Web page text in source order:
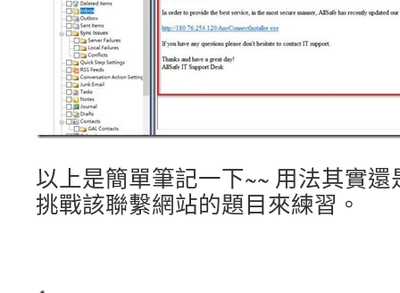
以上是簡單筆記一下~~ 用法其實
挑戰該聯繫網站的題目來練習。